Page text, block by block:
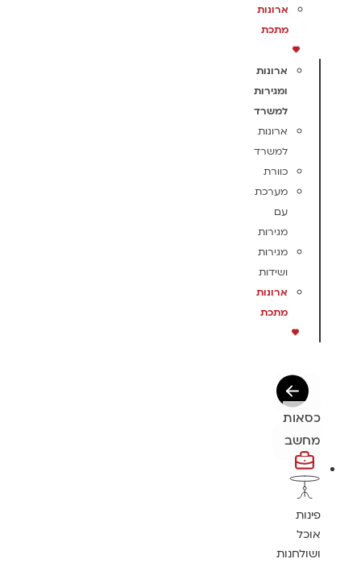
ארונות
מתכת
ארונות
ומגירות
למשרד
ארונות
למשרד
כוורת
מערכת
עם
מגירות
מגירות
ושידות
ארונות
מתכת
כסאות
מחשב
פינות
אוכל
ושולחנות